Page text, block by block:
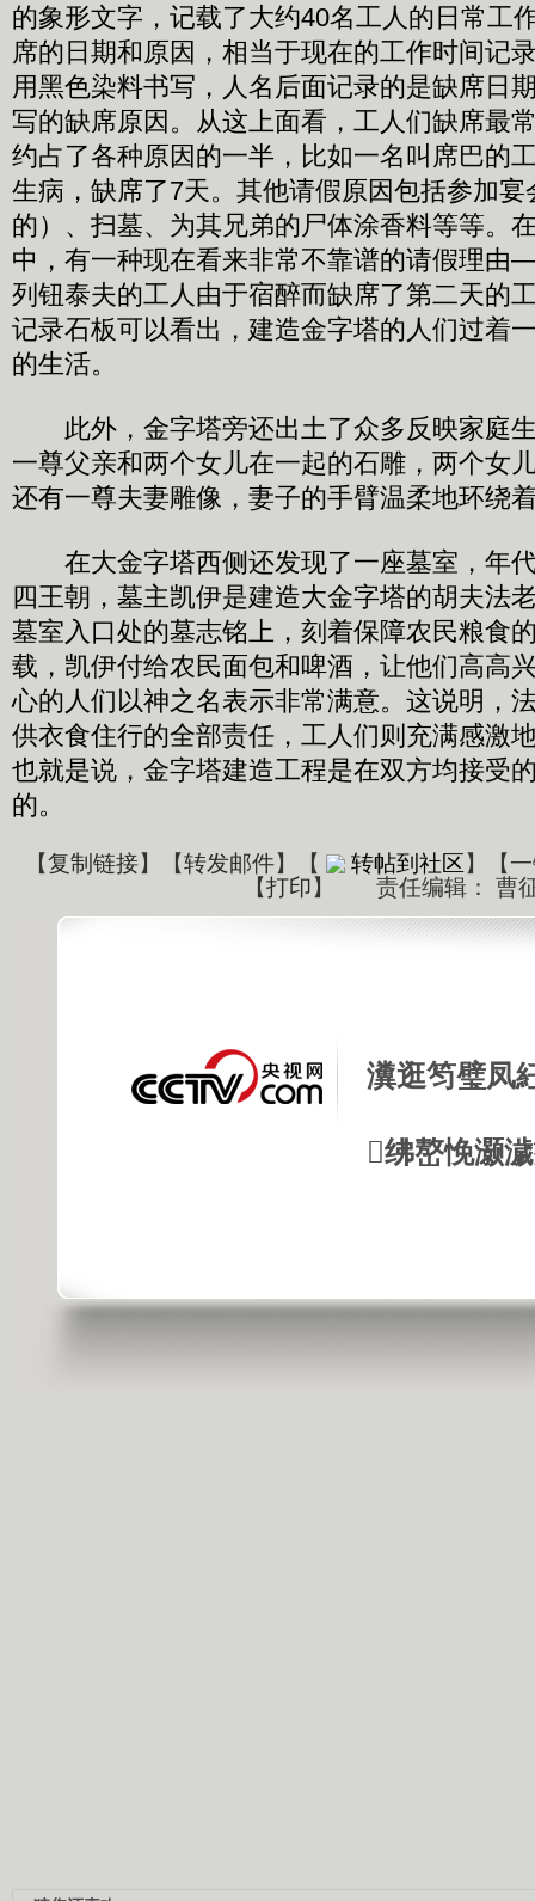
的象形文字，记载了大约40名工人的日常工
席的日期和原因，相当于现在的工作时间记
用黑色染料书写，人名后面记录的是缺席日
写的缺席原因。从这上面看，工人们缺席最
约占了各种原因的一半，比如一名叫席巴的
生病，缺席了7天。其他请假原因包括参加宴
的）、扫墓、为其兄弟的尸体涂香料等等。
中，有一种现在看来非常不靠谱的请假理
列钮泰夫的工人由于宿醉而缺席了第二天的
记录石板可以看出，建造金字塔的人们过着
的生活。
此外，金字塔旁还出土了众多反映家庭
一尊父亲和两个女儿在一起的石雕，两个女
还有一尊夫妻雕像，妻子的手臂温柔地环绕
在大金字塔西侧还发现了一座墓室，年
四王朝，墓主凯伊是建造大金字塔的胡夫法
墓室入口处的墓志铭上，刻着保障农民粮食
载，凯伊付给农民面包和啤酒，让他们高高
心的人们以神之名表示非常满意。这说明，
供衣食住行的全部责任，工人们则充满感激
也就是说，金字塔建造工程是在双方均接受
的。
【复制链接】【转发邮件】 【 转帖到社区】【
【打印】 责任编辑： 曹
瀵逛笉璧凤
绋嶅悗灏